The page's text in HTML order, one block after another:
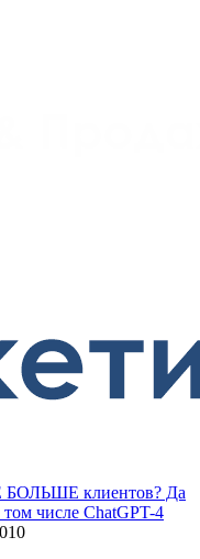
БОЛЬШЕ клиентов? Да
числе ChatGPT-4